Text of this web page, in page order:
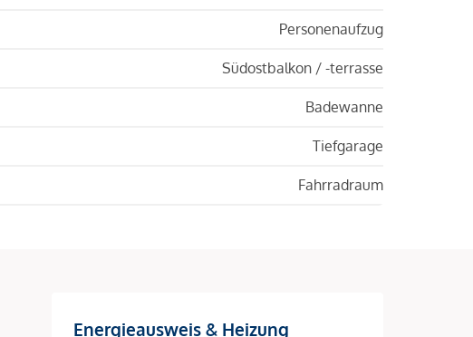
Personenaufzug
Südostbalkon / -terrasse
Badewanne
Tiefgarage
Fahrradraum
Energieausweis & Heizung